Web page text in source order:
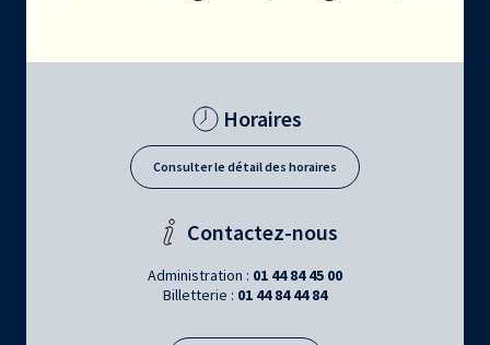
Horaires
Consulter le détail des horaires
Contactez-nous
Administration : 01 44 84 45 00
Billetterie : 01 44 84 44 84